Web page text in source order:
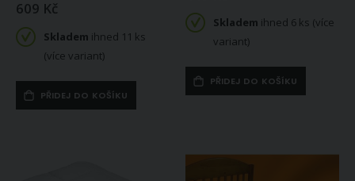
609 Kč
Skladem ihned 11 ks
(více variant)
PŘIDEJ DO KOŠÍKU
Skladem ihned 6 ks (více
variant)
PŘIDEJ DO KOŠÍKU